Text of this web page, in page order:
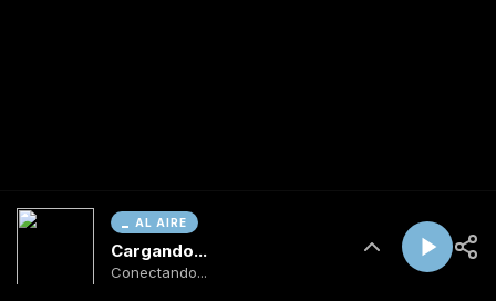
AL AIRE
Cargando...
Conectando...